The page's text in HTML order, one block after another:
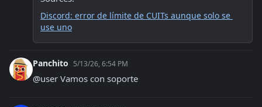
Discord: error de límite de CUITs aunque solo se
use uno
Panchito 5/13/26, 6:54 PM
@user Vamos con soporte